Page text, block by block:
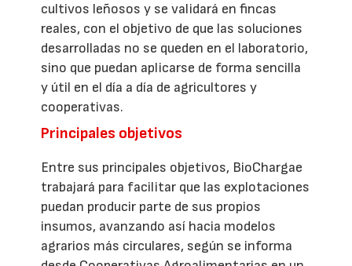
cultivos leñosos y se validará en fincas
reales, con el objetivo de que las soluciones
desarrolladas no se queden en el laboratorio,
sino que puedan aplicarse de forma sencilla
y útil en el día a día de agricultores y
cooperativas.
Principales objetivos
Entre sus principales objetivos, BioChargae
trabajará para facilitar que las explotaciones
puedan producir parte de sus propios
insumos, avanzando así hacia modelos
agrarios más circulares, según se informa